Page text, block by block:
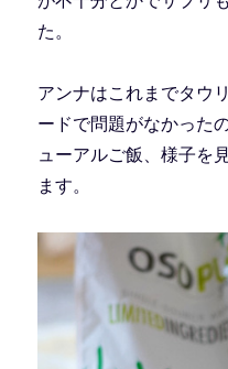
た。
アンナはこれまでタウ
ードで問題がなかった
ューアルご飯、様子を
ます。